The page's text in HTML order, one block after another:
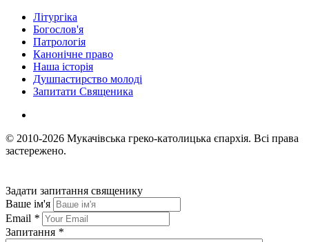
Літургіка
Богослов'я
Патрологія
Канонічне право
Наша історія
Душпастирство молоді
Запитати Священика
© 2010-2026 Мукачівська греко-католицька єпархія. Всі права
застережено.
Задати запитання священику
Ваше ім'я
Email *
Запитання *